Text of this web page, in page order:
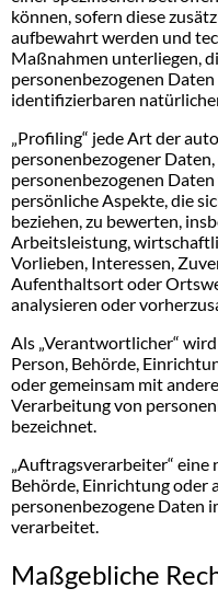
können, sofern diese
aufbewahrt werden und
Maßnahmen unterliegen,
personenbezogenen
identifizierbaren
„Profiling“ jede Art der
personenbezogener
personenbezogenen
persönliche Aspekte, die
beziehen, zu bewerten,
Arbeitsleistung,
Vorlieben, Interessen,
Aufenthaltsort oder
analysieren oder
Als „Verantwortlicher“
Person, Behörde,
oder gemeinsam mit
Verarbeitung von
bezeichnet.
„Auftragsverarbeiter“
Behörde, Einrichtung oder
personenbezogene Daten
verarbeitet.
Maßgebliche